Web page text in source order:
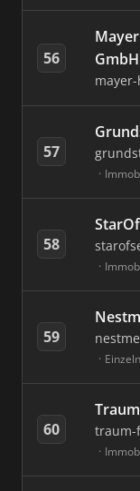
56
GmbH
57
58
59
60 traum-